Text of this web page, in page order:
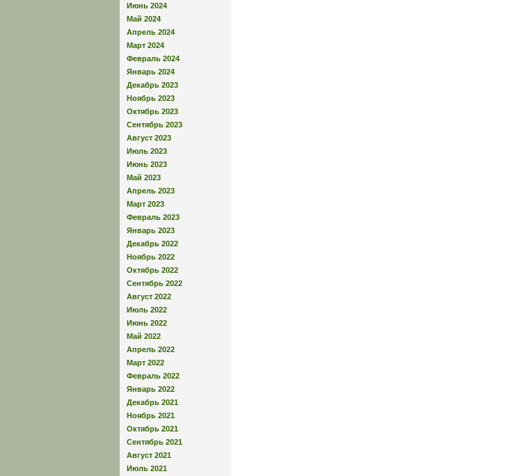
Июнь 2024
Май 2024
Апрель 2024
Март 2024
Февраль 2024
Январь 2024
Декабрь 2023
Ноябрь 2023
Октябрь 2023
Сентябрь 2023
Август 2023
Июль 2023
Июнь 2023
Май 2023
Апрель 2023
Март 2023
Февраль 2023
Январь 2023
Декабрь 2022
Ноябрь 2022
Октябрь 2022
Сентябрь 2022
Август 2022
Июль 2022
Июнь 2022
Май 2022
Апрель 2022
Март 2022
Февраль 2022
Январь 2022
Декабрь 2021
Ноябрь 2021
Октябрь 2021
Сентябрь 2021
Август 2021
Июль 2021